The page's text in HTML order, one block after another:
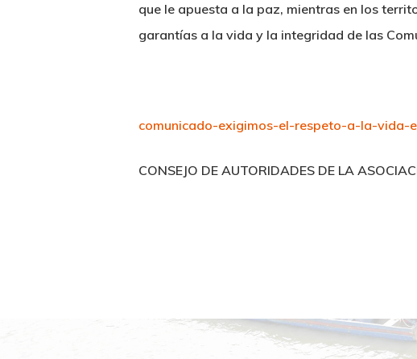
que le apuesta a la paz, mientras en los
garantías a la vida y la integridad de las
comunicado-exigimos-el-respeto-a-la-
CONSEJO DE AUTORIDADES DE LA